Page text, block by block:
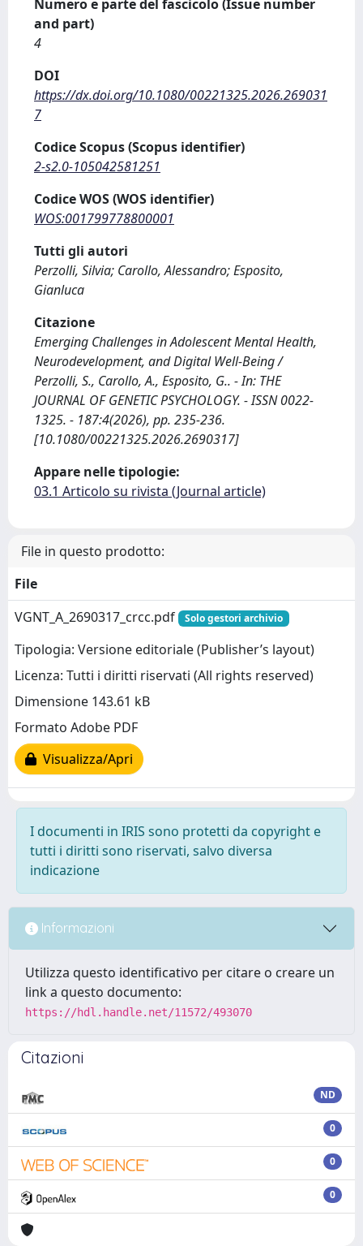
Numero e parte del fascicolo (Issue number
and part)
4
DOI
https://dx.doi.org/10.1080/00221325.2026.269031
7
Codice Scopus (Scopus identifier)
2-s2.0-105042581251
Codice WOS (WOS identifier)
WOS:001799778800001
Tutti gli autori
Perzolli, Silvia; Carollo, Alessandro; Esposito,
Gianluca
Citazione
Emerging Challenges in Adolescent Mental Health,
Neurodevelopment, and Digital Well-Being /
Perzolli, S., Carollo, A., Esposito, G.. - In: THE
JOURNAL OF GENETIC PSYCHOLOGY. - ISSN 0022-
1325. - 187:4(2026), pp. 235-236.
[10.1080/00221325.2026.2690317]
Appare nelle tipologie:
03.1 Articolo su rivista (Journal article)
File in questo prodotto:
File
VGNT_A_2690317_crcc.pdf
Solo gestori archivio
Tipologia: Versione editoriale (Publisher’s layout)
Licenza: Tutti i diritti riservati (All rights reserved)
Dimensione 143.61 kB
Formato Adobe PDF
Visualizza/Apri
I documenti in IRIS sono protetti da copyright e
tutti i diritti sono riservati, salvo diversa
indicazione
Informazioni
Utilizza questo identificativo per citare o creare un
link a questo documento:
https://hdl.handle.net/11572/493070
Citazioni
ND
0
0
0